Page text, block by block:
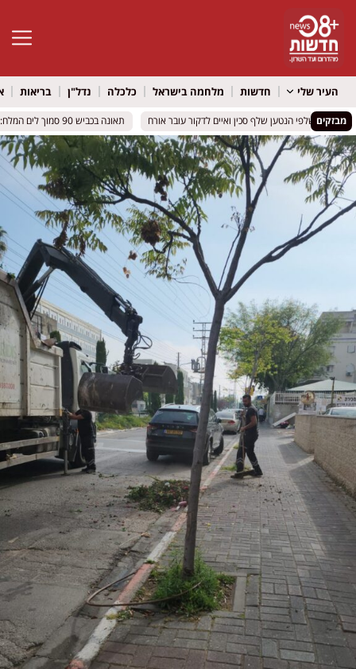
פתח
העיר שלי חדשות מלחמה בישראל כלכלה נדל"ן בריאות
מבזקיםשלפי הנטען שלף סכין ואיים לדקור עובר אורח
שלפי הנטען שלף סכין ואיים לדקור עובר אורח תאונה בכביש 90 סמוך לים המלח: בן 15 נפצע בינוני, ארבעה נוספים נפגעו
תאונה בכביש 90 סמוך לים המלח: בן 15 נפצע בינוני, ארבעה נוספים נפגעו